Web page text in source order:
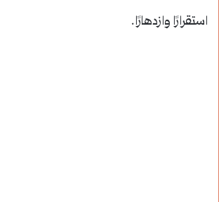
استقرارًا وازدهارًا.